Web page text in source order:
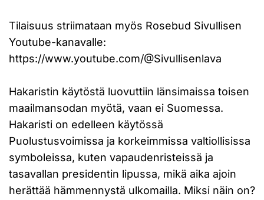
Tilaisuus striimataan myös Rosebud Sivullisen
Youtube-kanavalle:
https://www.youtube.com/@Sivullisenlava
Hakaristin käytöstä luovuttiin länsimaissa toisen
maailmansodan myötä, vaan ei Suomessa.
Hakaristi on edelleen käytössä
Puolustusvoimissa ja korkeimmissa valtiollisissa
symboleissa, kuten vapaudenristeissä ja
tasavallan presidentin lipussa, mikä aika ajoin
herättää hämmennystä ulkomailla. Miksi näin on?